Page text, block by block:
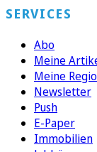
SERVICES
Abo
Meine
Meine
Newsletter
Push
E-Paper
Immobilien